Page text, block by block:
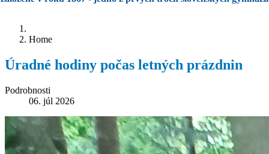
Home
Úradné hodiny počas letných prázdnin
Podrobnosti
06. júl 2026